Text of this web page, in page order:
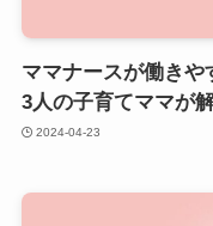
ママナースが働きや
3人の子育てママが解
2024-04-23